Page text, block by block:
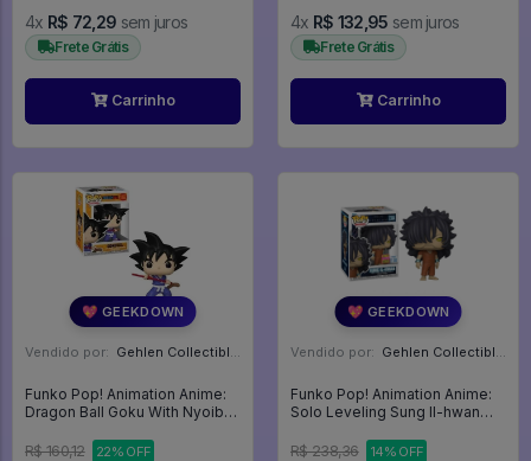
4x R$ 72,29 sem juros
Frete Grátis
Carrinho
4x R$ 132,95 sem juros
Frete Grátis
Carrinho
💖 GEEKDOWN
Vendido por: Gehlen Collectibles - RS
Funko Pop! Animation Anime:
Dragon Ball Goku With Nyoibo
Dragon Ball #1922
R$ 160,12 22% OFF
💖 GEEKDOWN
Vendido por: Gehlen Collectibles - RS
Funko Pop! Animation Anime:
Solo Leveling Sung Il-hwan
Limited Edition 2026 Exclusive
R$ 238,36 14% OFF